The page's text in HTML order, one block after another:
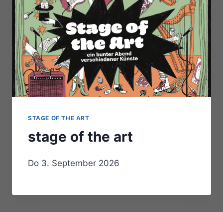
STAGE OF THE ART
stage of the art
Do 3. September 2026